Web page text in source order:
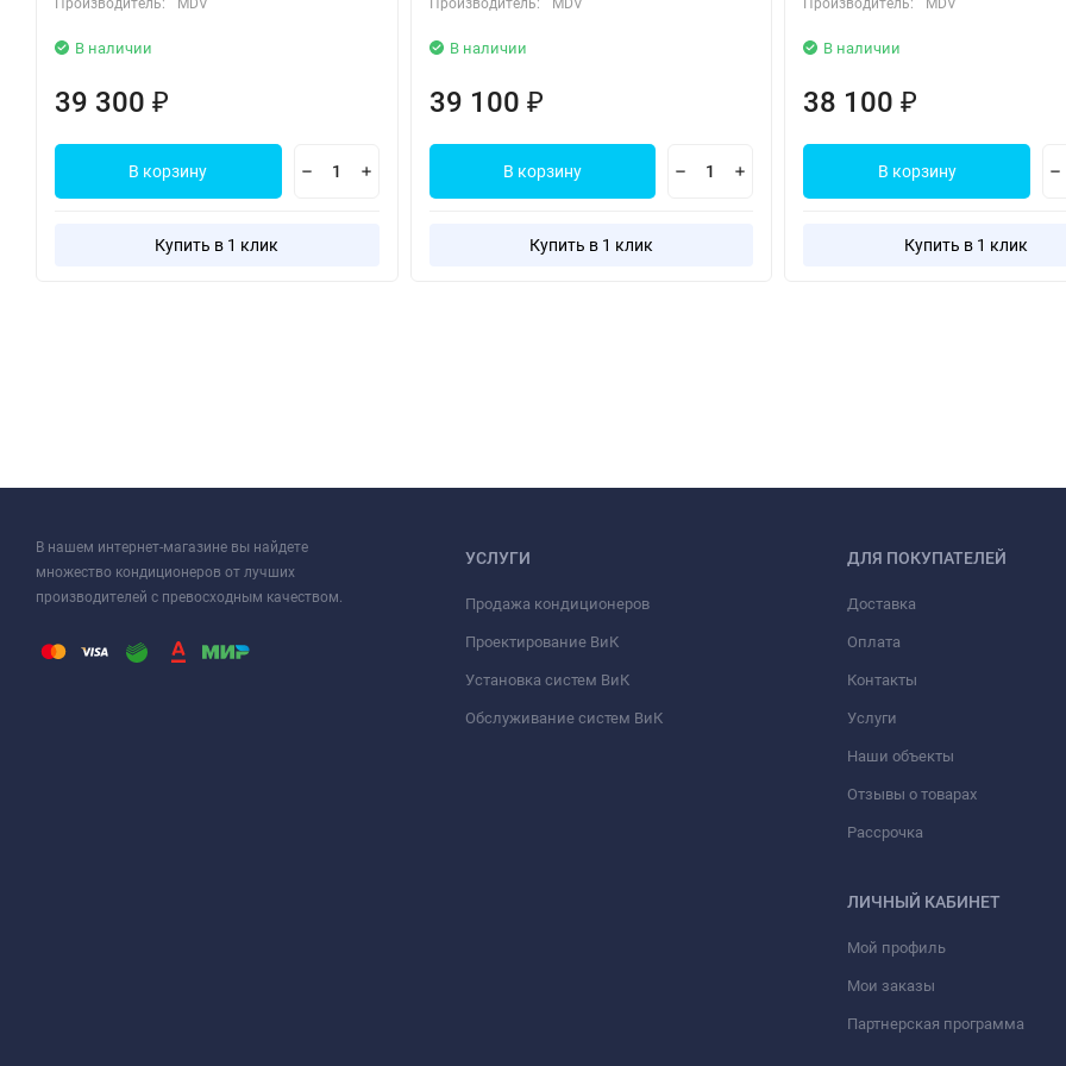
В наличии
39 300 ₽
В корзину
Купить в 1 клик
В наличии
39 100 ₽
В корзину
Купить в 1 клик
В наличии
38 100₽
В корзину
Купить в 1 клик
В нашем интернет-магазине вы найдете
множество кондиционеров от лучших
производителей с превосходным качеством.
УСЛУГИ
Продажа кондиционеров
Проектирование ВиК
Установка систем ВиК
Обслуживание систем ВиК
ДЛЯ ПОКУПАТЕЛЕЙ
Доставка
Оплата
Контакты
Услуги
Наши объекты
Отзывы о товарах
Рассрочка
ЛИЧНЫЙ КАБИНЕТ
Мой профиль
Мои заказы
Партнерская программа